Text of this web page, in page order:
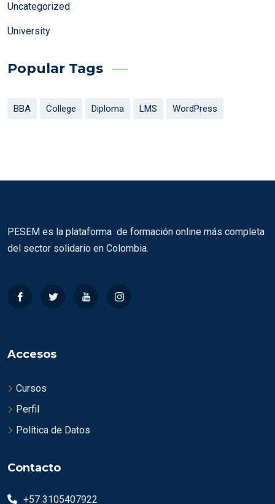
Uncategorized
University
Popular Tags
BBA College Diploma LMS WordPress
PESEM es la plataforma de formación online más completa
del sector solidario en Colombia.
Accesos
Cursos
Perfil
Política de Datos
Contacto
+57 3105407922